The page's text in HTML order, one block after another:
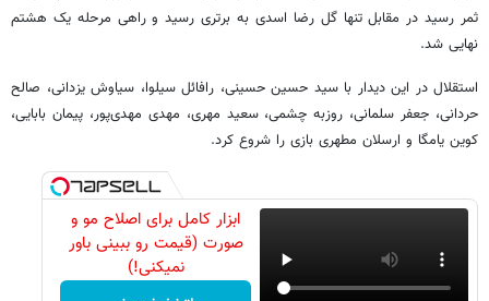
ثمر رسید در مقابل تنها گل رضا اسدی به برتری رسید و راهی مرحله یک هشتم
نهایی شد.
استقلال در این دیدار با سید حسین حسینی، رافائل سیلوا، سیاوش یزدانی، صالح
حردانی، جعفر سلمانی، روزبه چشمی، سعید مهری، مهدی مهدی‌پور، پیمان بابایی،
کوین یامگا و ارسلان مطهری بازی را شروع کرد.
ابزار کامل برای اصلاح مو و
صورت (قیمت رو ببینی باور
نمیکنی!)